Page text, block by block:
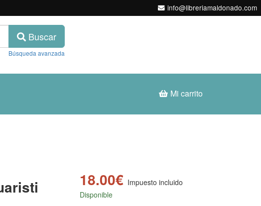
info@libreriamaldonado.com
Buscar
Búsqueda avanzada
Mi carrito
18.00€ Impuesto incluido
Disponible